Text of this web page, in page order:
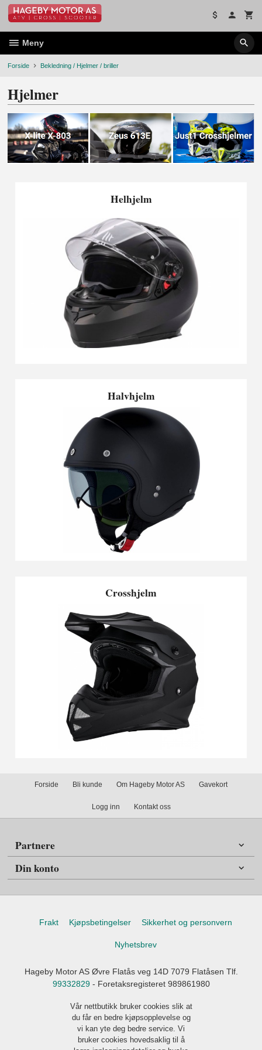
Gå
innholdet
Meny
Forside Bekledning / Hjelmer / briller
Hjelmer
Helhjelm
Halvhjelm
Crosshjelm
Forside Bli kunde Om Hageby Motor AS Gavekort
Logg inn Kontakt oss
Partnere
Din konto
Frakt Kjøpsbetingelser Sikkerhet og personvern
Nyhetsbrev
Hageby Motor AS Øvre Flatås veg 14D 7079 Flatåsen Tlf.
99332829- Foretaksregisteret 989861980
Vår nettbutikk bruker cookies slik at
du får en bedre kjøpsopplevelse og
vi kan yte deg bedre service. Vi
bruker cookies hovedsaklig til å